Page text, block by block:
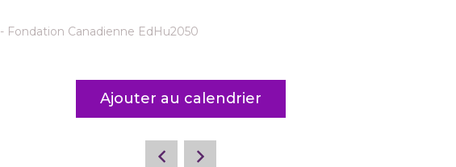
Fondation Canadienne EdHu2050
Ajouter au calendrier